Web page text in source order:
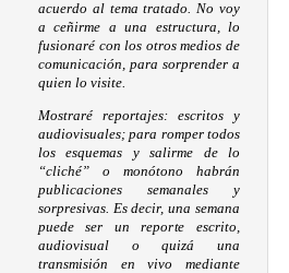
acuerdo al tema tratado. No voy
a ceñirme a una estructura, lo
fusionaré con los otros medios de
comunicación, para sorprender a
quien lo visite.
Mostraré reportajes: escritos y
audiovisuales; para romper todos
los esquemas y salirme de lo
“cliché” o monótono habrán
publicaciones semanales y
sorpresivas. Es decir, una semana
puede ser un reporte escrito,
audiovisual o quizá una
transmisión en vivo mediante